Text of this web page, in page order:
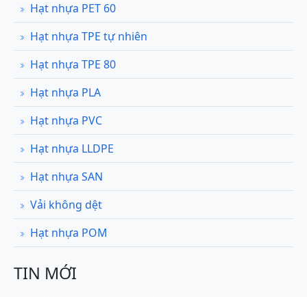
Hạt nhựa PET 60
Hạt nhựa TPE tự nhiên
Hạt nhựa TPE 80
Hạt nhựa PLA
Hạt nhựa PVC
Hạt nhựa LLDPE
Hạt nhựa SAN
Vải không dệt
Hạt nhựa POM
TIN MỚI